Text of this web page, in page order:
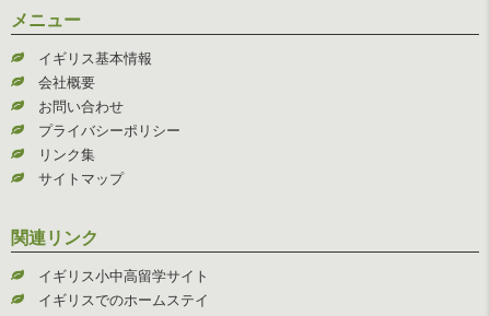
メニュー
イギリス基本情報
会社概要
お問い合わせ
プライバシーポリシー
リンク集
サイトマップ
関連リンク
イギリス小中高留学サイト
イギリスでのホームステイ